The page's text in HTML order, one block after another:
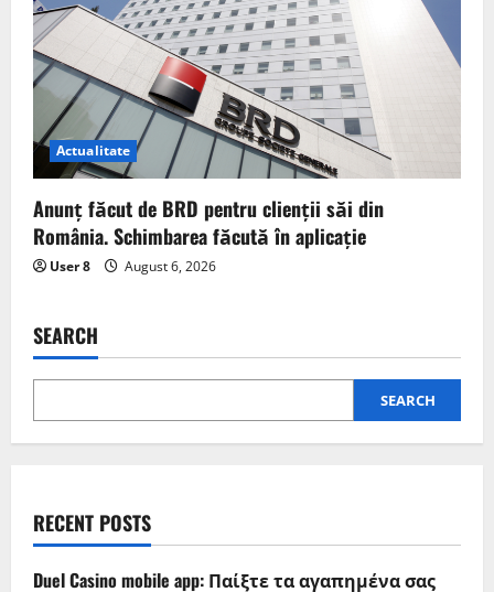
Actualitate
Anunț făcut de BRD pentru clienții săi din
România. Schimbarea făcută în aplicație
User 8 August 6, 2026
SEARCH
SEARCH
RECENT POSTS
Duel Casino mobile app: Παίξτε τα αγαπημένα σας